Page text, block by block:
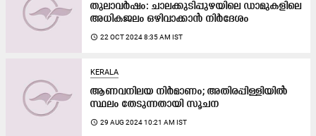
തുലാവർഷം: ചാലക്കുടിപ്പുഴയിലെ ഡാമുകളിലെ
അധികജലം ഒഴിവാക്കാൻ നിർദേശം
access_time 22 OCT 2024 8:35 AM IST
KERALA
ആണവനിലയ നിർമാണം; അതിരപ്പിള്ളിയിൽ
സ്ഥലം തേടുന്നതായി സൂചന
access_time 29 AUG 2024 10:21 AM IST